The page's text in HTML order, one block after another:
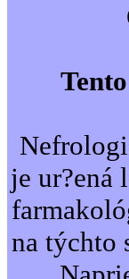
je ur?ená
na týchto